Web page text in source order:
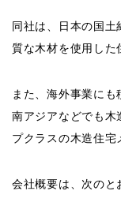
同社は、日本の国
質な木材を使用した
また、海外事業に
南アジアなどでも木
プクラスの木造住宅
会社概要は、次のと